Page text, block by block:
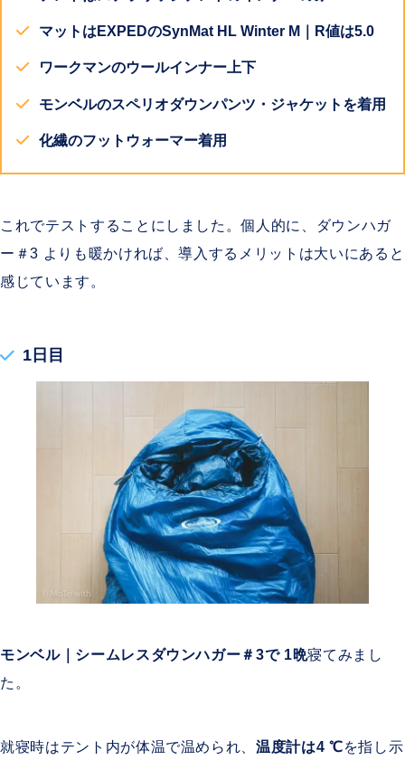
マットはEXPEDのSynMat HL Winter M｜R値は5.0
ワークマンのウールインナー上下
モンベルのスペリオダウンパンツ・ジャケットを着用
化繊のフットウォーマー着用
これでテストすることにしました。個人的に、
ダウンハガ
ー＃3 よりも暖かければ、導入するメリットは大いにあると
感じています。
1日目
モンベル｜シームレスダウンハガー＃3で 1晩寝てみまし
た。
就寝時はテント内が体温で温められ、温度計は4℃を指し示